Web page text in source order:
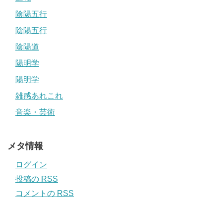
陰陽五行
陰陽五行
陰陽道
陽明学
陽明学
雑感あれこれ
音楽・芸術
メタ情報
ログイン
投稿の RSS
コメントの RSS